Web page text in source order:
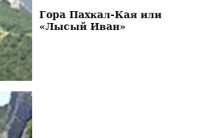
Гора Пахкал-Кая или
«Лысый Иван»